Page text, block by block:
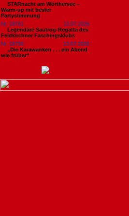
STARnacht am Wörthersee –
Warm-up mit bester
Partystimmung
Nr. 18761
13.07.2026
Legendäre Sautrog-Regatta des
Feldkirchner Faschingsklubs
Nr. 18759
13.07.2026
„Die Karawanken . . . ein Abend
wie früher“